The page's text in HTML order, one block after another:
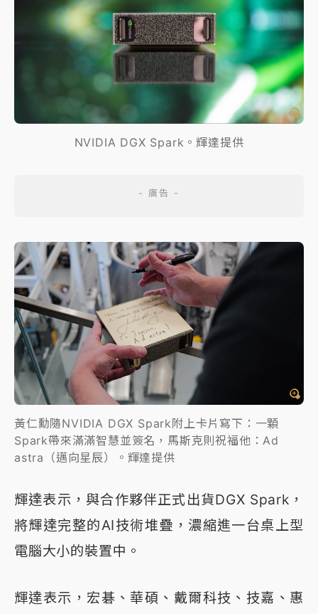
NVIDIA DGX Spark。輝達提供
黃仁勳隨NVIDIA DGX Spark附上卡片寫下：一顆
Spark帶來滿滿智慧並簽名，馬斯克則祝福他：Ad
astra（邁向星辰）。輝達提供
輝達表示，與合作夥伴正式出貨DGX Spark，
將輝達完整的AI技術堆疊，濃縮進一台桌上型
電腦大小的裝置中。
輝達表示，宏碁、華碩、戴爾科技、技嘉、惠